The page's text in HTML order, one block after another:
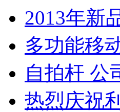
2013年新
多功能移
自拍杆 公
热烈庆祝